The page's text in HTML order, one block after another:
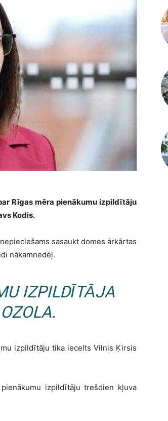
Rīgas mēra pienākumu izpildītāju
Kodis.
sasaukt domes ārkārtas
nākamnedēļ.
IZPILDĪTĀJA
izpildītāju tika iecelts Vilnis Ķirsis
izpildītāju trešdien kļuva